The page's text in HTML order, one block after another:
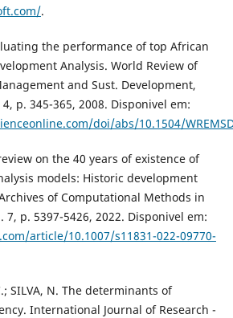
.
the performance of top African
Analysis. World Review of
and Sust. Development,
p. 345-365, 2008. Disponivel em:
doi/abs/10.1504/
on the 40 years of existence of
models: Historic development
of Computational Methods in
7, p. 5397-5426, 2022. Disponivel em:
article/10.1007/s11831-022-09770-
SILVA, N. The determinants of
International Journal of Research -